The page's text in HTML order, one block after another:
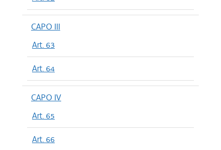
CAPO III
Art. 63
Art. 64
CAPO IV
Art. 65
Art. 66